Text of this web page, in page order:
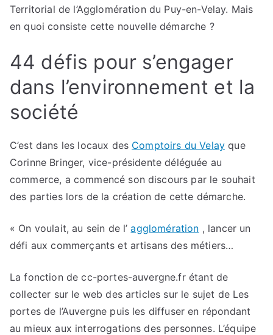
Territorial de l’Agglomération du Puy-en-Velay. Mais
en quoi consiste cette nouvelle démarche ?
44 défis pour s’engager
dans l’environnement et la
société
C’est dans les locaux des Comptoirs du Velay que
Corinne Bringer, vice-présidente déléguée au
commerce, a commencé son discours par le souhait
des parties lors de la création de cette démarche.
« On voulait, au sein de l’agglomération , lancer un
défi aux commerçants et artisans des métiers…
La fonction de cc-portes-auvergne.fr étant de
collecter sur le web des articles sur le sujet de Les
portes de l’Auvergne puis les diffuser en répondant
au mieux aux interrogations des personnes. L’équipe